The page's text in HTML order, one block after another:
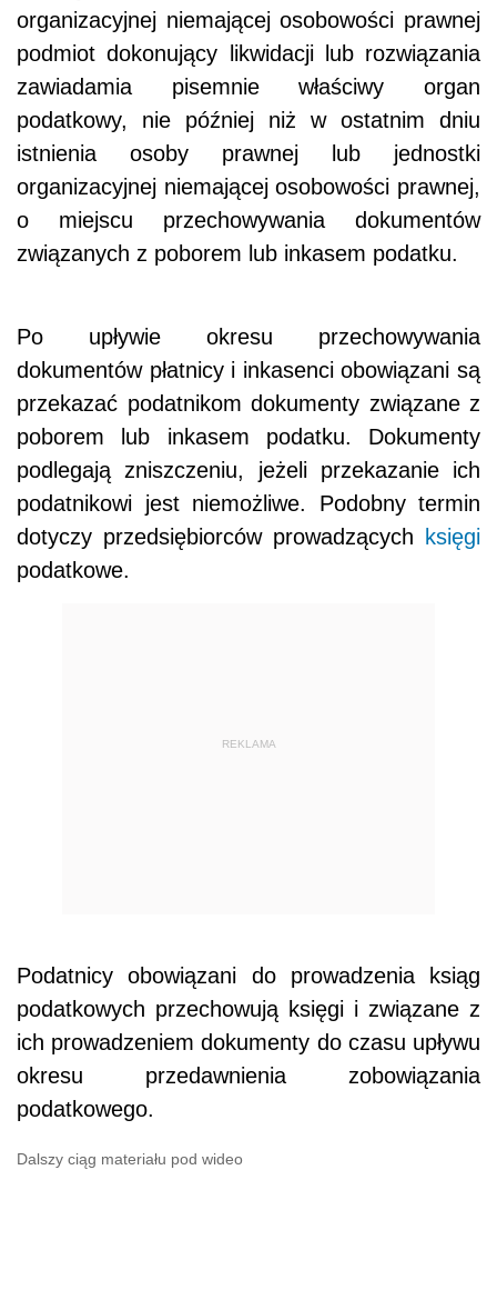
organizacyjnej niemającej osobowości prawnej
podmiot dokonujący likwidacji lub rozwiązania
zawiadamia pisemnie właściwy organ
podatkowy, nie później niż w ostatnim dniu
istnienia osoby prawnej lub jednostki
organizacyjnej niemającej osobowości prawnej,
o miejscu przechowywania dokumentów
związanych z poborem lub inkasem podatku.
Po upływie okresu przechowywania
dokumentów płatnicy i inkasenci obowiązani są
przekazać podatnikom dokumenty związane z
poborem lub inkasem podatku. Dokumenty
podlegają zniszczeniu, jeżeli przekazanie ich
podatnikowi jest niemożliwe. Podobny termin
dotyczy przedsiębiorców prowadzących
księgi
podatkowe.
REKLAMA
Podatnicy obowiązani do prowadzenia ksiąg
podatkowych przechowują księgi i związane z
ich prowadzeniem dokumenty do czasu upływu
okresu przedawnienia zobowiązania
podatkowego.
Dalszy ciąg materiału pod wideo